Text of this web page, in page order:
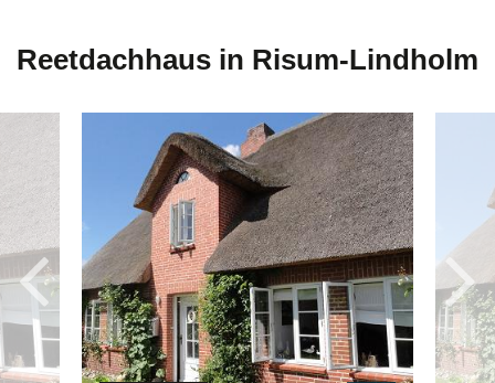
Reetdachhaus in Risum-Lindholm